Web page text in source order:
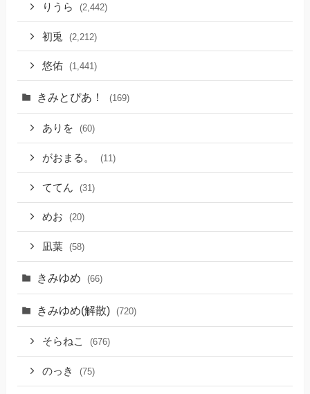
りうら (2,442)
初兎 (2,212)
悠佑 (1,441)
きみとぴあ！ (169)
ありを (60)
がおまる。 (11)
ててん (31)
めお (20)
凪葉 (58)
きみゆめ (66)
きみゆめ(解散) (720)
そらねこ (676)
のっき (75)